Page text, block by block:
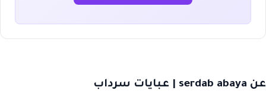
عن serdab abaya | عبايات سرداب